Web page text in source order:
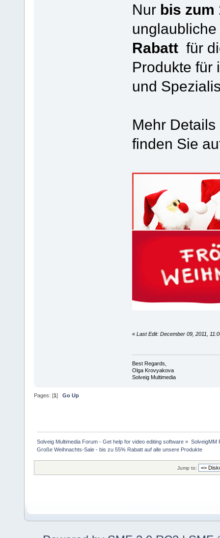
Nur bis zum
Rabattfür
Produkte für
und
Mehr
finden Sie
« Last Edit: December 09, 2011,
Best Regards,
Olga Krovyakova
Solveig Multimedia
Pages: [1] Go Up
Solveig Multimedia Forum - Get help for video editing software » SolveigMM
Große Weihnachts-Sale - bis zu 55% Rabatt auf alle unsere Produkte
Jump to: